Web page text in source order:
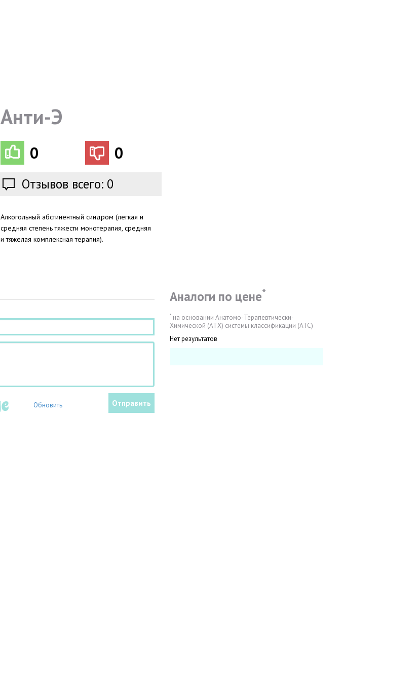
Анти-Э
0 0
Отзывов всего: 0
Алкогольный абстинентный синдром (легкая и
средняя степень тяжести монотерапия, средняя
и тяжелая комплексная терапия).
Обновить
Аналоги по цене*
*на основании Анатомо-Терапевтически-
Химической (АТХ) системы классификации (АТС)
Нет результатов